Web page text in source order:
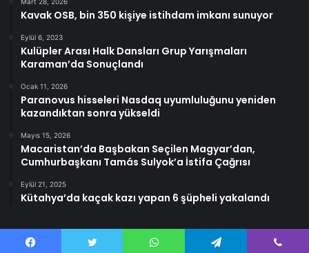
Kavak OSB, bin 350 kişiye istihdam imkanı sunuyor
Eylül 6, 2023
Kulüpler Arası Halk Dansları Grup Yarışmaları
Karaman’da Sonuçlandı
Ocak 11, 2026
Paranovus hisseleri Nasdaq uyumluluğunu yeniden
kazandıktan sonra yükseldi
Mayıs 15, 2026
Macaristan’da Başbakan Seçilen Magyar’dan,
Cumhurbaşkanı Tamás Sulyok’a İstifa Çağrısı
Eylül 21, 2025
Kütahya’da kaçak kazı yapan 6 şüpheli yakalandı